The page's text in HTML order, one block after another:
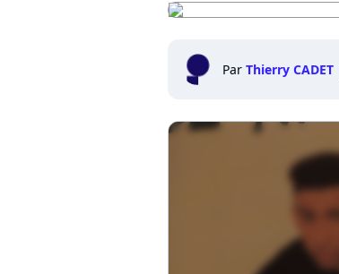
Par Thierry CADET